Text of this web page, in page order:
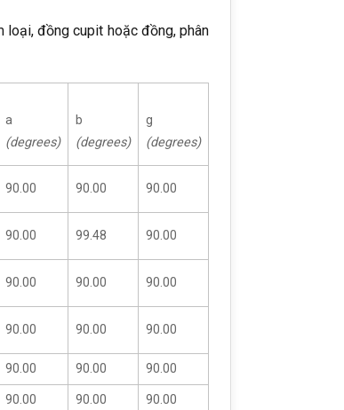
đồng cupit hoặc đồng, phân
a
(degrees)
b
(degrees)
g
(degrees)
90.00 90.00 90.00
90.00 99.48 90.00
90.00 90.00 90.00
90.00 90.00 90.00
90.00 90.00 90.00
90.00 90.00 90.00